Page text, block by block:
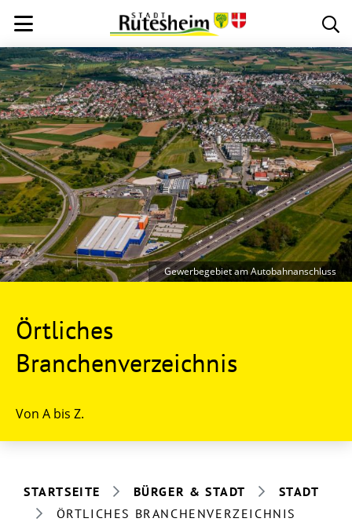
Örtliches
Branchenverzeichnis
Von A bis Z.
Gewerbegebiet am Autobahnanschluss
STARTSEITE BÜRGER & STADT
STADT
ÖRTLICHES BRANCHENVERZEICHNIS